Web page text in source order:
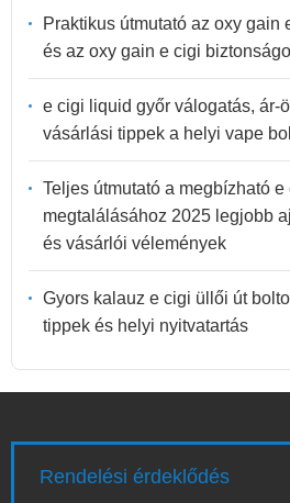
Praktikus útmutató az oxy gain
és az oxy gain e cigi
e cigi liquid győr válogatás, ár-
vásárlási tippek a helyi vape
Teljes útmutató a megbízható e
megtalálásához 2025 legjobb
és vásárlói vélemények
Gyors kalauz e cigi üllői út
tippek és helyi nyitvatartás
Rendelési érdeklődés